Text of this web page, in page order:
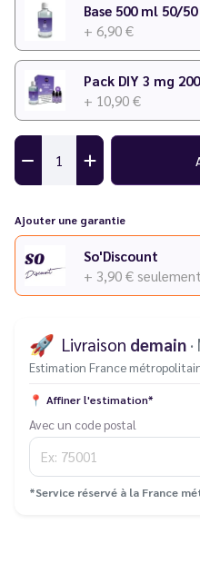
+ 6,90 €
+ 10,90 €
Ajouter une garantie
So'Discount
+ 3,90 € seulement
🚀 Livraison demain
Estimation France
📍 Affiner l'estimation*
Avec un code postal
*Service réservé à la France